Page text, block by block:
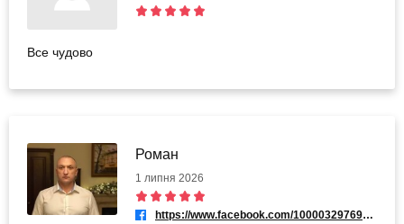
Все чудово
Роман
1 липня 2026
https://www.facebook.com/100003297696372